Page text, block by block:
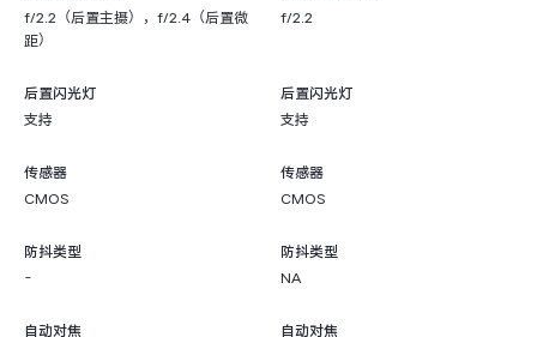
f/2.2（后置主摄），f/2.4（后置微
距）
f/2.2
后置闪光灯
支持
后置闪光灯
支持
传感器
CMOS
传感器
CMOS
防抖类型
-
防抖类型
NA
自动对焦 自动对焦